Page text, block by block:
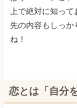
上で絶対に知っ
先の内容もしっか
ね！
恋とは「自分